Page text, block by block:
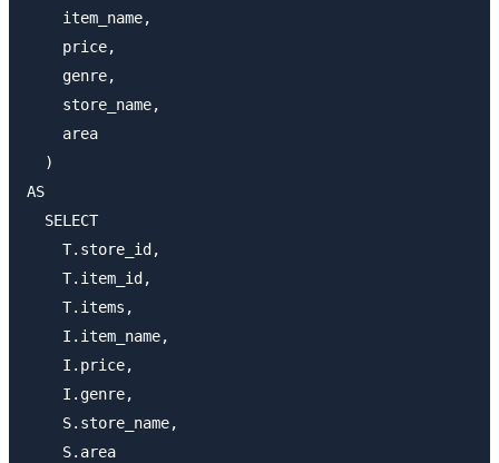
    item_name,
    price,
    genre,
    store_name,
    area
  )
AS
  SELECT
    T.store_id,
    T.item_id,
    T.items,
    I.item_name,
    I.price,
    I.genre,
    S.store_name,
    S.area